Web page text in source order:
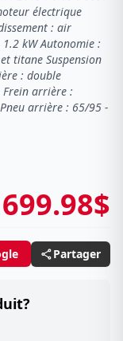
électrique
: air
kW Autonomie :
titane Suspension
: double
arrière :
arrière : 65/95 -
Partager